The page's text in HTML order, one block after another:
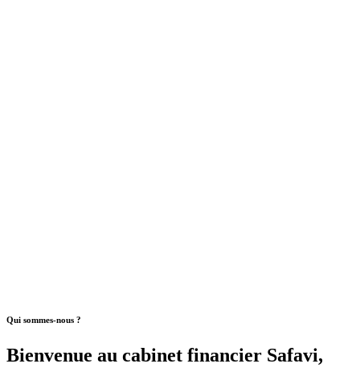
Qui sommes-nous ?
Bienvenue au cabinet financier Safavi,